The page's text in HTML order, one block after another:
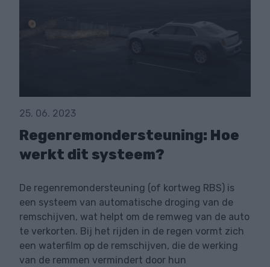
25. 06. 2023
Regenremondersteuning: Hoe
werkt dit systeem?
De regenremondersteuning (of kortweg RBS) is
een systeem van automatische droging van de
remschijven, wat helpt om de remweg van de auto
te verkorten. Bij het rijden in de regen vormt zich
een waterfilm op de remschijven, die de werking
van de remmen vermindert door hun